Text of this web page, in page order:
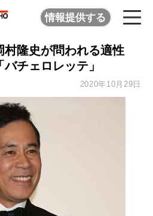
情報提供する
村隆史が問われる適性
チェロレッテ」
2020年10月29日